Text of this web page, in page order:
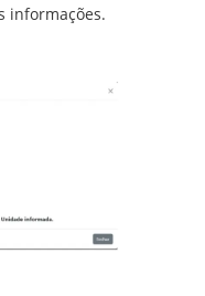
informações.